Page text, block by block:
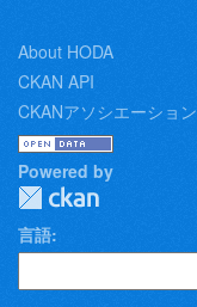
About HODA
CKAN API
CKANアソシエーション
Powered by
言語